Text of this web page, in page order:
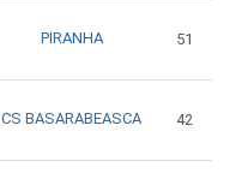
PIRANHA 51
CS BASARABEASCA 42